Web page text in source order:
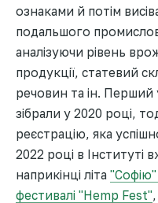
ознаками й потім
подальшого
аналізуючи рівень
продукції, статевий
речовин та ін. Перший
зібрали у 2020 році,
реєстрацію, яка
2022 році в Інституті
наприкінці літа
фестивалі "Hemp Fest"